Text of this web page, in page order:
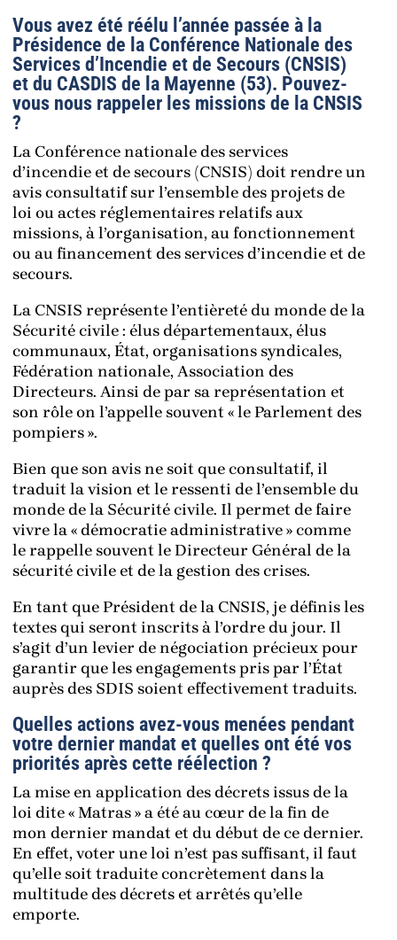
Vous avez été réélu l’année passée à la
Présidence de la Conférence Nationale des
Services d’Incendie et de Secours (CNSIS)
et du CASDIS de la Mayenne (53). Pouvez-
vous nous rappeler les missions de la CNSIS
?
La Conférence nationale des services
d’incendie et de secours (CNSIS) doit rendre un
avis consultatif sur l’ensemble des projets de
loi ou actes réglementaires relatifs aux
missions, à l’organisation, au fonctionnement
ou au financement des services d’incendie et de
secours.
La CNSIS représente l’entièreté du monde de la
Sécurité civile : élus départementaux, élus
communaux, État, organisations syndicales,
Fédération nationale, Association des
Directeurs. Ainsi de par sa représentation et
son rôle on l’appelle souvent « le Parlement des
pompiers ».
Bien que son avis ne soit que consultatif, il
traduit la vision et le ressenti de l’ensemble du
monde de la Sécurité civile. Il permet de faire
vivre la « démocratie administrative » comme
le rappelle souvent le Directeur Général de la
sécurité civile et de la gestion des crises.
En tant que Président de la CNSIS, je définis les
textes qui seront inscrits à l’ordre du jour. Il
s’agit d’un levier de négociation précieux pour
garantir que les engagements pris par l’État
auprès des SDIS soient effectivement traduits.
Quelles actions avez-vous menées pendant
votre dernier mandat et quelles ont été vos
priorités après cette réélection ?
La mise en application des décrets issus de la
loi dite « Matras » a été au cœur de la fin de
mon dernier mandat et du début de ce dernier.
En effet, voter une loi n’est pas suffisant, il faut
qu’elle soit traduite concrètement dans la
multitude des décrets et arrêtés qu’elle
emporte.